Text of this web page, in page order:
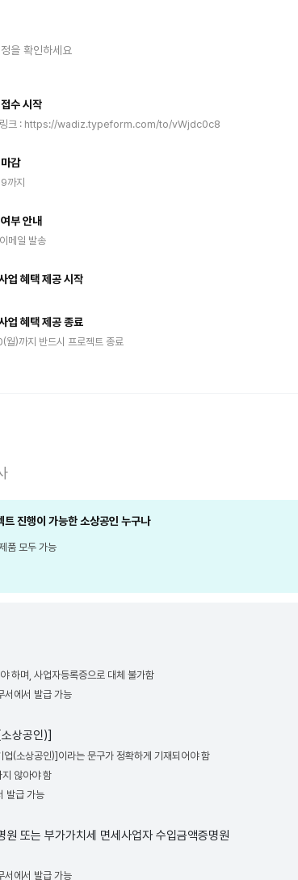
을 확인하세요
수 시작
링크 : https://wadiz.typeform.com/to/vWjdc0c8
감
까지
부 안내
메일 발송
업 혜택 제공 시작
업 혜택 제공 종료
월)까지 반드시 프로젝트 종료
진행이 가능한 소상공인 누구나
품 모두 가능
야 하며, 사업자등록증으로 대체 불가함
세무서에서 발급 가능
상공인)]
기업(소상공인)]이라는 문구가 정확하게 기재되어야 함
지 않아야 함
서 발급 가능
원 또는 부가가치세 면세사업자 수입금액증명원
서에서 발급 가능